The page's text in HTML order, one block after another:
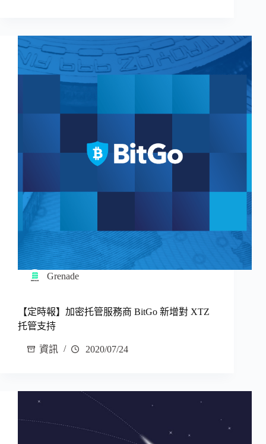
Grenade
【定時報】加密托管服務商 BitGo 新增對 XTZ
托管支持
資訊 2020/07/24